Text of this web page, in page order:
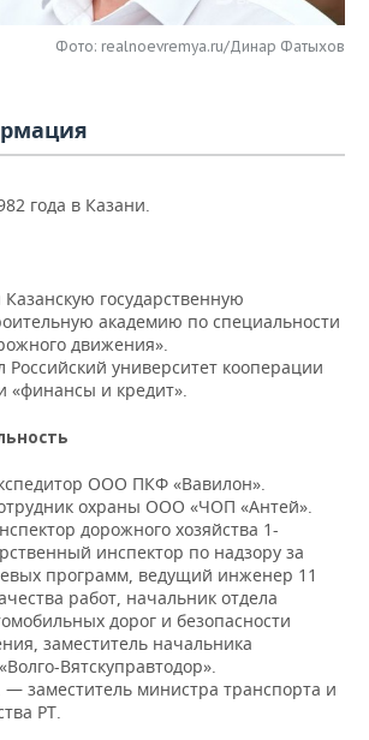
СПОРТА
Фото: realnoevremya.ru/Динар Фатыхов
года в Казани.
государственную
академию по специальности
движения».
университет кооперации
«финансы и кредит».
ООО ПКФ «Вавилон».
охраны ООО «ЧОП «Антей».
дорожного хозяйства 1-
инспектор по надзору за
программ, ведущий инженер 11
работ, начальник отдела
дорог и безопасности
заместитель начальника
Вятскуправтодор».
— заместитель министра транспорта и
РТ.